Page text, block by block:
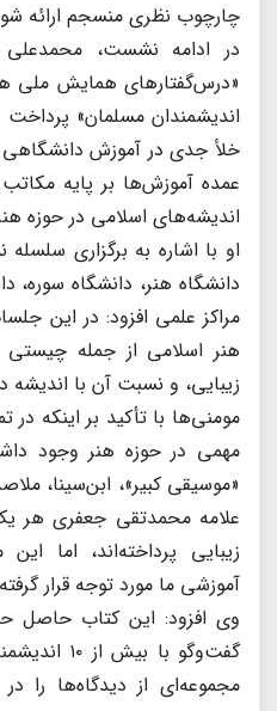
چارچوب نظری منسجم ارائه
در ادامه نشست،
«درس‌گفتارهای همایش ملی
اندیشمندان مسلمان» پرداخت
خلأ جدی در آموزش
عمده آموزش‌ها بر پایه
اندیشه‌های اسلامی در حوزه
او با اشاره به برگزاری
دانشگاه هنر، دانشگاه
مراکز علمی افزود: در این
هنر اسلامی از جمله چیستی
زیبایی، و نسبت آن با اندیشه
مومنی‌ها با تأکید بر اینکه در
مهمی در حوزه هنر وجود
«موسیقی کبیر»، ابن‌سینا،
علامه محمدتقی جعفری هر
زیبایی پرداخته‌اند، اما
آموزشی ما مورد توجه قرار
گفت‌وگو با
مجموعه‌ای از دیدگاه‌ها